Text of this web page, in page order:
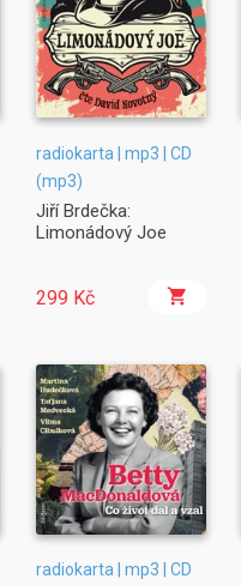
radiokarta | mp3 | CD
(mp3)
Jiří Brdečka:
Limonádový Joe
299 Kč
radiokarta | mp3 | CD